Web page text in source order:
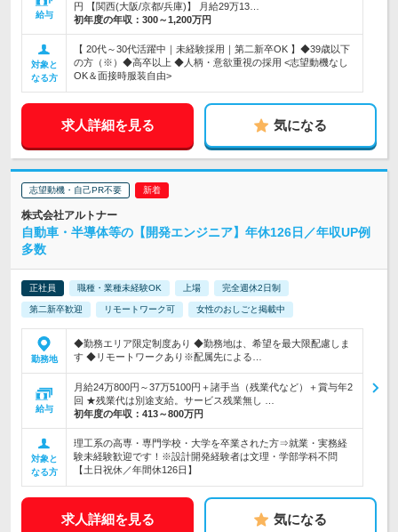
給与
円 【関西(大阪/京都/兵庫)】 月給29万13…
初年度の年収： 300～1,200万円
対象と
なる方
【 20代～30代活躍中｜未経験採用｜第二新卒OK 】◆39歳以下
の方（※）◆高卒以上 ◆人柄・意欲重視の採用 <志望動機なし
OK＆面接時服装自由>
求人詳細を見る 気になる
志望動機・自己PR不要
株式会社アルトナー
自動車・半導体等の【開発エンジニア】年休126日／年収UP例
多数
正社員 職種・業種未経験OK 上場 完全週休2日制
第二新卒歓迎 リモートワーク可 女性のおしごと掲載中
勤務地
◆勤務エリア限定制度あり ◆勤務地は、希望を最大限配慮しま
す ◆リモートワークあり※配属先による…
給与
月給24万800円～37万5100円＋諸手当（残業代など）＋賞与年2
回 ★残業代は別途支給。サービス残業無し …
初年度の年収： 413～800万円
対象と
なる方
理工系の高専・専門学校・大学を卒業された方⇒就業・実務経
験未経験歓迎です！※設計開発経験者は文理・学部学科不問
【土日祝休／年間休126日】
求人詳細を見る 気になる